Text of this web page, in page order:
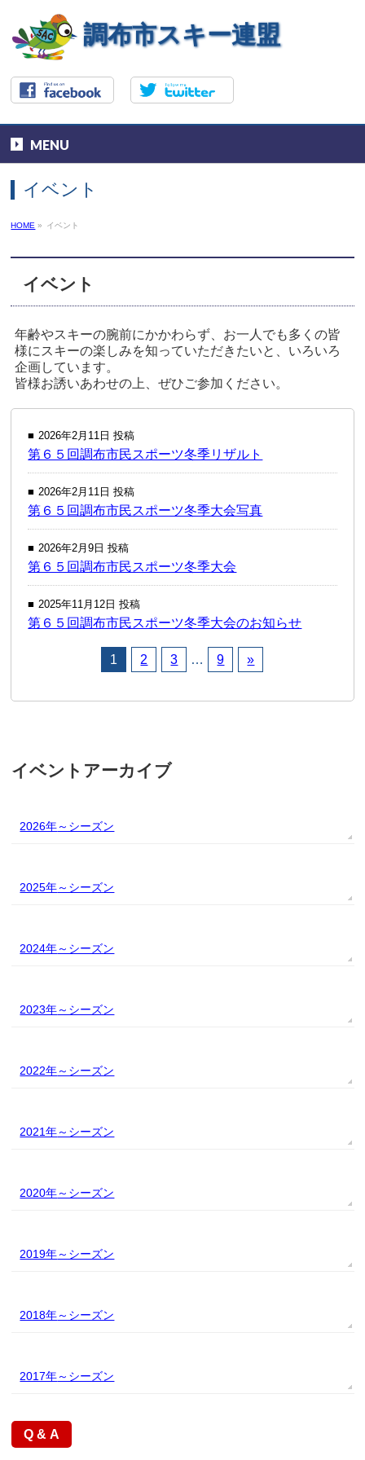
調布市スキー連盟
MENU
イベント
HOME » イベント
イベント
年齢やスキーの腕前にかかわらず、お一人でも多くの皆
様にスキーの楽しみを知っていただきたいと、いろいろ
企画しています。
皆様お誘いあわせの上、ぜひご参加ください。
2026年2月11日 投稿
第６５回調布市民スポーツ冬季リザルト
2026年2月11日 投稿
第６５回調布市民スポーツ冬季大会写真
2026年2月9日 投稿
第６５回調布市民スポーツ冬季大会
2025年11月12日 投稿
第６５回調布市民スポーツ冬季大会のお知らせ
1 2 3 … 9 »
イベントアーカイブ
2026年
2025年
2024年
2023年
2022年
2021年
2020年
2019年
2018年
2017年
Q & A